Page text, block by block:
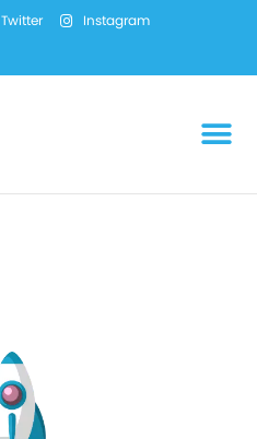
Twitter Instagram